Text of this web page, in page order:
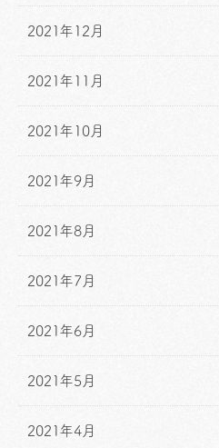
2021年12月
2021年11月
2021年10月
2021年9月
2021年8月
2021年7月
2021年6月
2021年5月
2021年4月